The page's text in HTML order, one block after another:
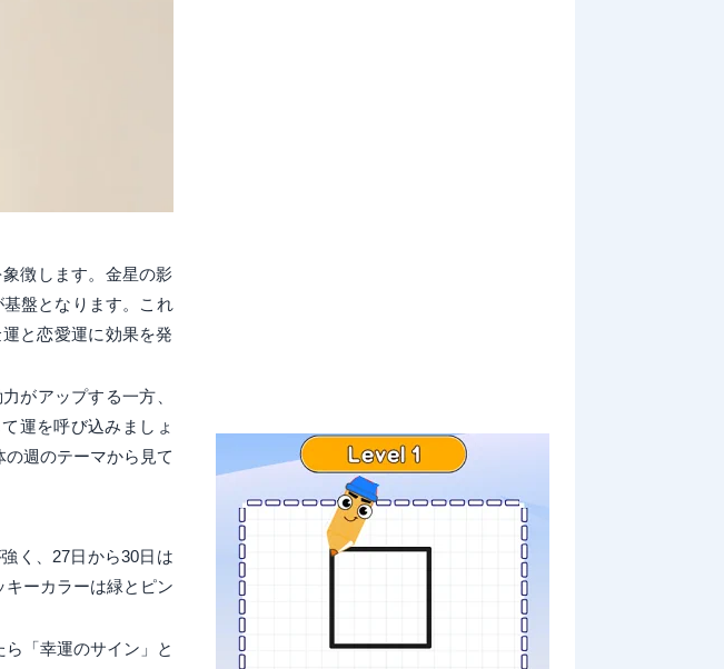
徴します。金星の影
盤となります。これ
と恋愛運に効果を発
がアップする一方、
運を呼び込みましょ
週のテーマから見て
く、27日から30日は
ーカラーは緑とピン
「幸運のサイン」と